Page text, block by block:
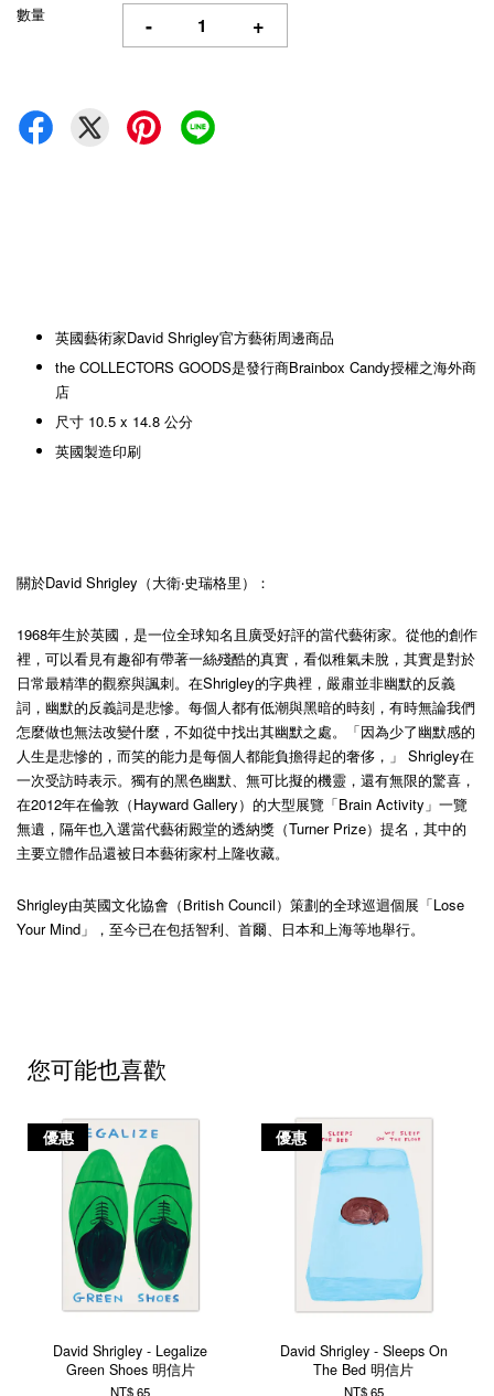
數量 - +
英國藝術家David Shrigley官方藝術周邊商品
the COLLECTORS GOODS是發行商Brainbox Candy授權之海外商
店
尺寸 10.5 x 14.8 公分
英國製造印刷
關於David Shrigley（大衛‧史瑞格里）：
1968年生於英國，是一位全球知名且廣受好評的當代藝術家。從他的創作
裡，可以看見有趣卻有帶著一絲殘酷的真實，看似稚氣未脫，其實是對於
日常最精準的觀察與諷刺。在Shrigley的字典裡，嚴肅並非幽默的反義
詞，幽默的反義詞是悲慘。每個人都有低潮與黑暗的時刻，有時無論我們
怎麼做也無法改變什麼，不如從中找出其幽默之處。「因為少了幽默感的
人生是悲慘的，而笑的能力是每個人都能負擔得起的奢侈，」 Shrigley在
一次受訪時表示。獨有的黑色幽默、無可比擬的機靈，還有無限的驚喜，
在2012年在倫敦（Hayward Gallery）的大型展覽「Brain Activity」一覽
無遺，隔年也入選當代藝術殿堂的透納獎（Turner Prize）提名，其中的
主要立體作品還被日本藝術家村上隆收藏。
Shrigley由英國文化協會（British Council）策劃的全球巡迴個展「Lose
Your Mind」，至今已在包括智利、首爾、日本和上海等地舉行。
您可能也喜歡
優惠
David Shrigley - Legalize
Green Shoes 明信片
NT$ 65
優惠
David Shrigley - Sleeps On
The Bed 明信片
NT$ 65